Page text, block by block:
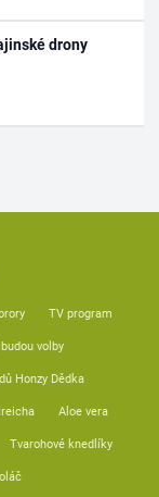
drony
TV program
volby
Honzy Dědka
Aloe vera
Tvarohové knedlíky